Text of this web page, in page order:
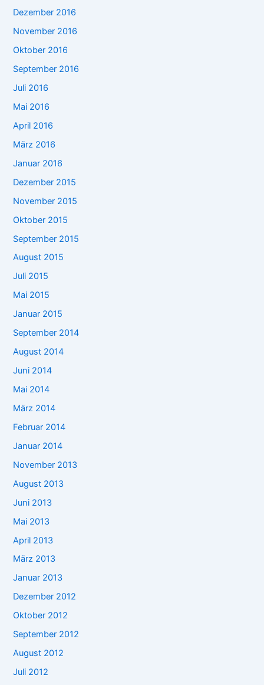
Dezember 2016
November 2016
Oktober 2016
September 2016
Juli 2016
Mai 2016
April 2016
März 2016
Januar 2016
Dezember 2015
November 2015
Oktober 2015
September 2015
August 2015
Juli 2015
Mai 2015
Januar 2015
September 2014
August 2014
Juni 2014
Mai 2014
März 2014
Februar 2014
Januar 2014
November 2013
August 2013
Juni 2013
Mai 2013
April 2013
März 2013
Januar 2013
Dezember 2012
Oktober 2012
September 2012
August 2012
Juli 2012